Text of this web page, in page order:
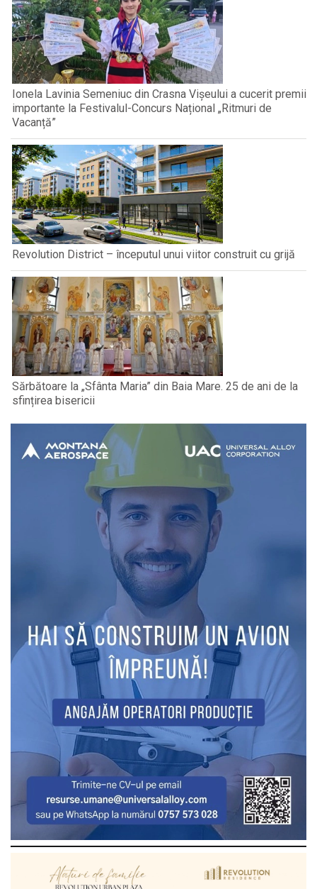
Ionela Lavinia Semeniuc din Crasna Vișeului a cucerit premii
importante la Festivalul-Concurs Național „Ritmuri de
Vacanță”
Revolution District – începutul unui viitor construit cu grijă
Sărbătoare la „Sfânta Maria” din Baia Mare. 25 de ani de la
sfințirea bisericii